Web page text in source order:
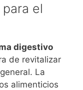
el
digestivo
de revitalizar
La
alimenticios